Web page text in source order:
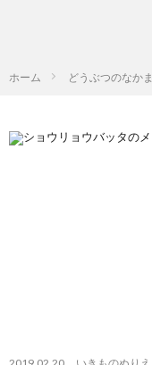
ホーム どうぶつのなかま
2019.02.20 いきものぬりえ